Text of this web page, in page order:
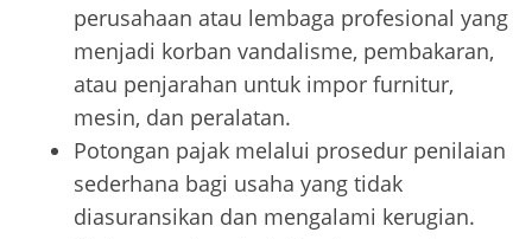
perusahaan atau lembaga profesional yang
menjadi korban vandalisme, pembakaran,
atau penjarahan untuk impor furnitur,
mesin, dan peralatan.
Potongan pajak melalui prosedur penilaian
sederhana bagi usaha yang tidak
diasuransikan dan mengalami kerugian.